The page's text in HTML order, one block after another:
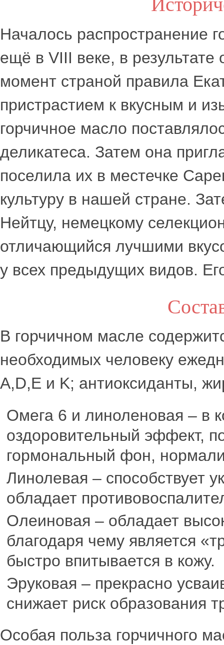
Началось распространение
ещё в VIII веке, в результате
момент страной правила
пристрастием к вкусным и
горчичное масло
деликатеса. Затем она
поселила их в местечке
культуру в нашей стране.
Нейтцу, немецкому
отличающийся лучшими
у всех предыдущих видов.
В горчичном масле
необходимых человеку
A,D,E и K; антиоксиданты,
Омега 6 и линоленовая – в
оздоровительный эффект,
гормональный фон,
Линолевая – способствует
обладает
Олеиновая – обладает
благодаря чему является
быстро впитывается в кожу.
Эруковая – прекрасно
снижает риск образования
Особая польза горчичного